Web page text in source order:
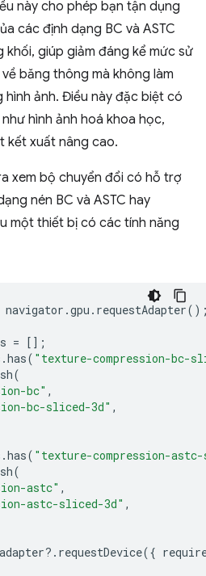
này cho phép bạn tận dụng
các định dạng BC và ASTC
giúp giảm đáng kể mức sử
băng thông mà không làm
ảnh. Điều này đặc biệt có
hình ảnh hoá khoa học,
kết xuất nâng cao.
xem bộ chuyển đổi có hỗ trợ
nén BC và ASTC hay
một thiết bị có các tính năng
navigator .gpu . requestAdapter
= [];
.has( "texture-compression-bc-
(
bc" ,
bc-sliced-3d" ,
.has( "texture-compression-
(
astc" ,
astc-sliced-3d" ,
adapter? . requestDevice({